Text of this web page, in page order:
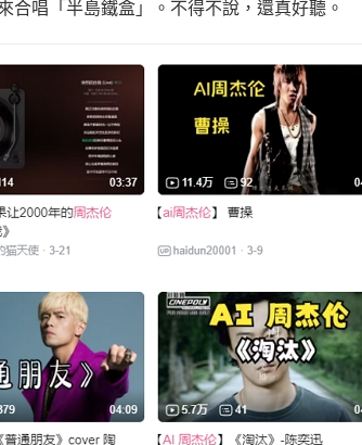
合唱「半島鐵盒」。不得不說，還真好聽。